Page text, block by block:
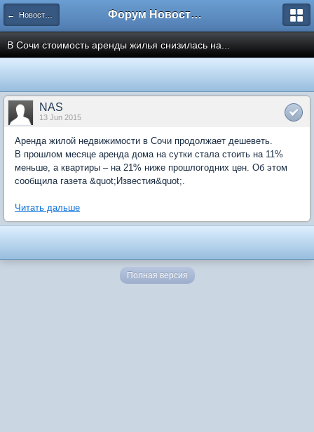
← Новости рынка недвижимости Форум Новостройки
В Сочи стоимость аренды жилья снизилась на...
NAS
13 Jun 2015
Аренда жилой недвижимости в Сочи продолжает дешеветь.
В прошлом месяце аренда дома на сутки стала стоить на 11%
меньше, а квартиры – на 21% ниже прошлогодних цен. Об этом
сообщила газета &quot;Известия&quot;.
Читать дальше
Полная версия